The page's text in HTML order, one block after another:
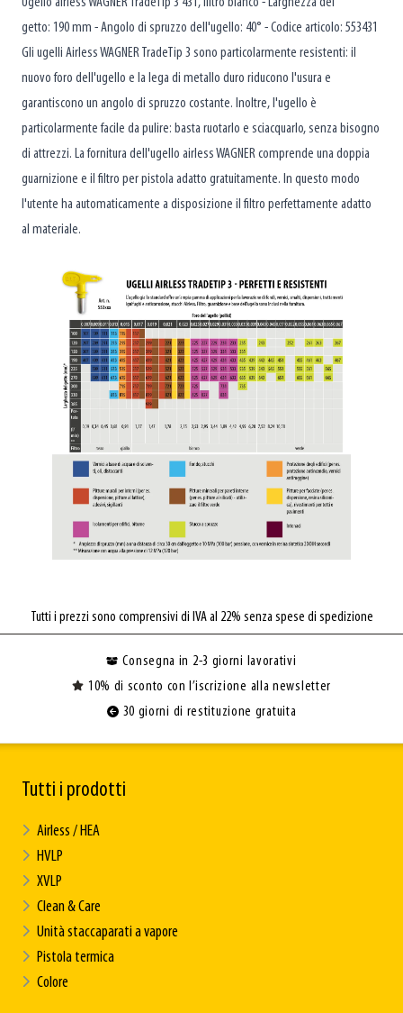
Ugello airless WAGNER TradeTip 3 431, filtro bianco - Larghezza del
getto: 190 mm - Angolo di spruzzo dell'ugello: 40° - Codice articolo: 553431
Gli ugelli Airless WAGNER TradeTip 3 sono particolarmente resistenti: il
nuovo foro dell'ugello e la lega di metallo duro riducono l'usura e
garantiscono un angolo di spruzzo costante. Inoltre, l'ugello è
particolarmente facile da pulire: basta ruotarlo e sciacquarlo, senza bisogno
di attrezzi. La fornitura dell'ugello airless WAGNER comprende una doppia
guarnizione e il filtro per pistola adatto gratuitamente. In questo modo
l'utente ha automaticamente a disposizione il filtro perfettamente adatto
al materiale.
Tutti i prezzi sono comprensivi di IVA al 22% senza spese di spedizione
Consegna in 2-3 giorni lavorativi
10% di sconto con l’iscrizione alla newsletter
30 giorni di restituzione gratuita
Tutti i prodotti
Airless / HEA
HVLP
XVLP
Clean & Care
Unità staccaparati a vapore
Pistola termica
Colore